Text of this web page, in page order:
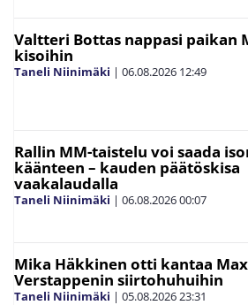
Valtteri Bottas nappasi paikan
kisoihin
Taneli Niinimäki | 06.08.2026 12:49
Rallin MM-taistelu voi saada
käänteen – kauden päätöskisa
vaakalaudalla
Taneli Niinimäki | 06.08.202600:07
Mika Häkkinen otti kantaa Max
Verstappenin siirtohuhuihin
Taneli Niinimäki | 05.08.202623:31